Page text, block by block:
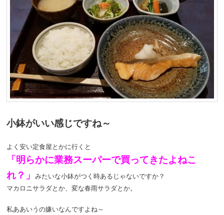
小鉢がいい感じですね～
よく安い定食屋とかに行くと
「明らかに業務スーパーで買ってきたよねこ
れ？」みたいな小鉢がつく時あるじゃないですか？
マカロニサラダとか、変な春雨サラダとか。
私ああいうの嫌いなんですよね～